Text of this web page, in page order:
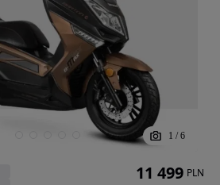
1 / 6
11 499 PLN